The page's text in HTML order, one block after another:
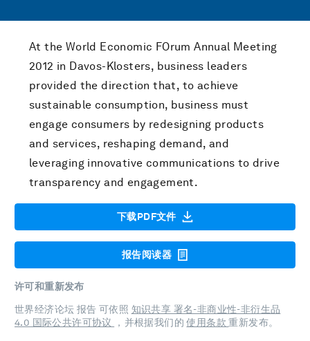
At the World Economic FOrum Annual Meeting
2012 in Davos-Klosters, business leaders
provided the direction that, to achieve
sustainable consumption, business must
engage consumers by redesigning products
and services, reshaping demand, and
leveraging innovative communications to drive
transparency and engagement.
下载PDF文件
报告阅读器
许可和重新发布
世界经济论坛 报告 可依照 知识共享 署名-非商业性-非衍生品
4.0 国际公共许可协议
，并根据我们的使用条款重新发布。